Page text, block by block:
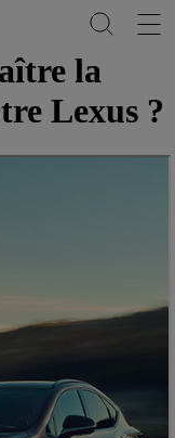
la
Lexus ?